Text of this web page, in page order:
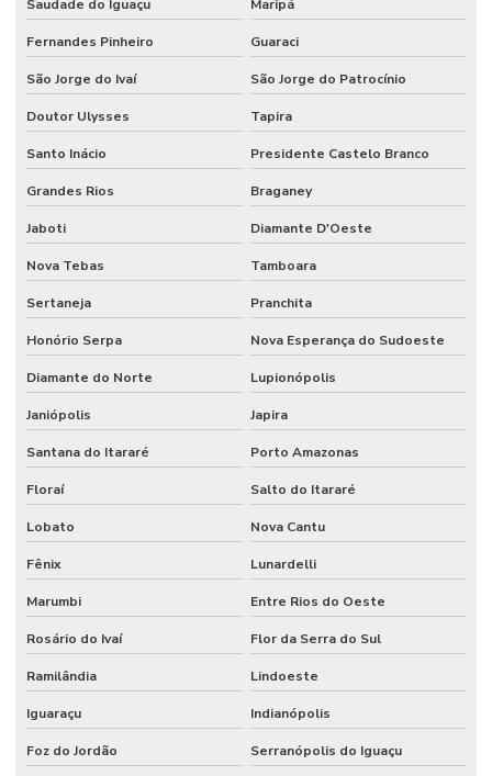
Saudade do Iguaçu Maripá
Fernandes Pinheiro Guaraci
São Jorge do Ivaí São Jorge do Patrocínio
Doutor Ulysses Tapira
Santo Inácio Presidente Castelo Branco
Grandes Rios Braganey
Jaboti Diamante D'Oeste
Nova Tebas Tamboara
Sertaneja Pranchita
Honório Serpa Nova Esperança do Sudoeste
Diamante do Norte Lupionópolis
Janiópolis Japira
Santana do Itararé Porto Amazonas
Floraí Salto do Itararé
Lobato Nova Cantu
Fênix Lunardelli
Marumbi Entre Rios do Oeste
Rosário do Ivaí Flor da Serra do Sul
Ramilândia Lindoeste
Iguaraçu Indianópolis
Foz do Jordão Serranópolis do Iguaçu